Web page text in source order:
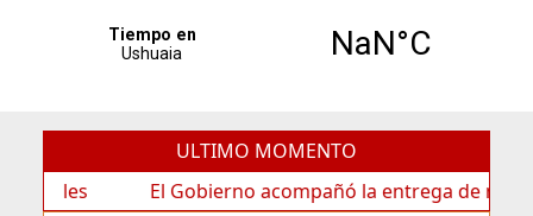
ULTIMO MOMENTO
El Gobierno acompañó la entrega de nueva